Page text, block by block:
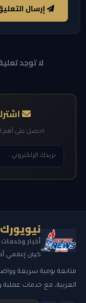
إرسال
لا توجد
احصل على أهم
أخبار
كيان إعلامي
متابعة يومية سريعة
العربية، مع خدمات